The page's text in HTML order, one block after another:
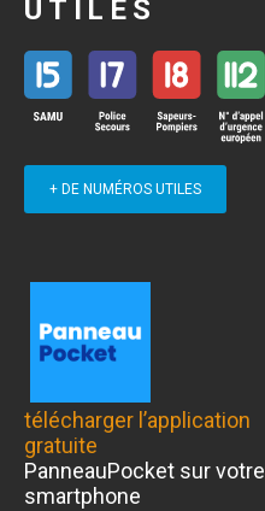
UTILES
+ DE NUMÉROS UTILES
télécharger l’application
gratuite
PanneauPocket sur votre
smartphone